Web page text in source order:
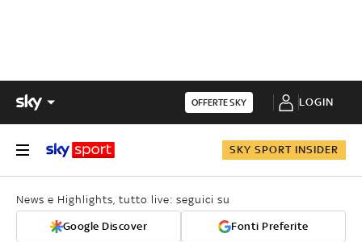
OFFERTE SKY LOGIN
SKY SPORT INSIDER
News e Highlights, tutto live: seguici su
Google Discover Fonti Preferite